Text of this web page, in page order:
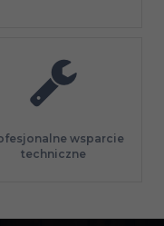
wsparcie
techniczne